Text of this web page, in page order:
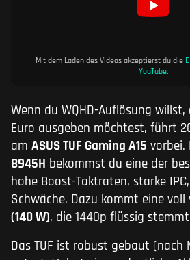
Mit dem Laden des Videos akzeptierst du die
YouTube.
Wenn du WQHD-Auflösung
Euro ausgeben möchtest, führt
am ASUS TUF Gaming A15 vorbei.
8945H bekommst du eine der
hohe Boost-Taktraten, starke
Schwäche. Dazu kommt eine voll
(140 W), die 1440p flüssig
Das TUF ist robust gebaut (nach